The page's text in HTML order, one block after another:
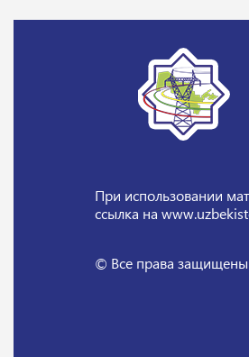
При использовании
ссылка на
© Все права